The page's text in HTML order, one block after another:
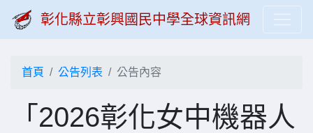
彰化縣立彰興國民中學全球資訊網
首頁 公告列表 公告內容
「2026彰化女中機器人